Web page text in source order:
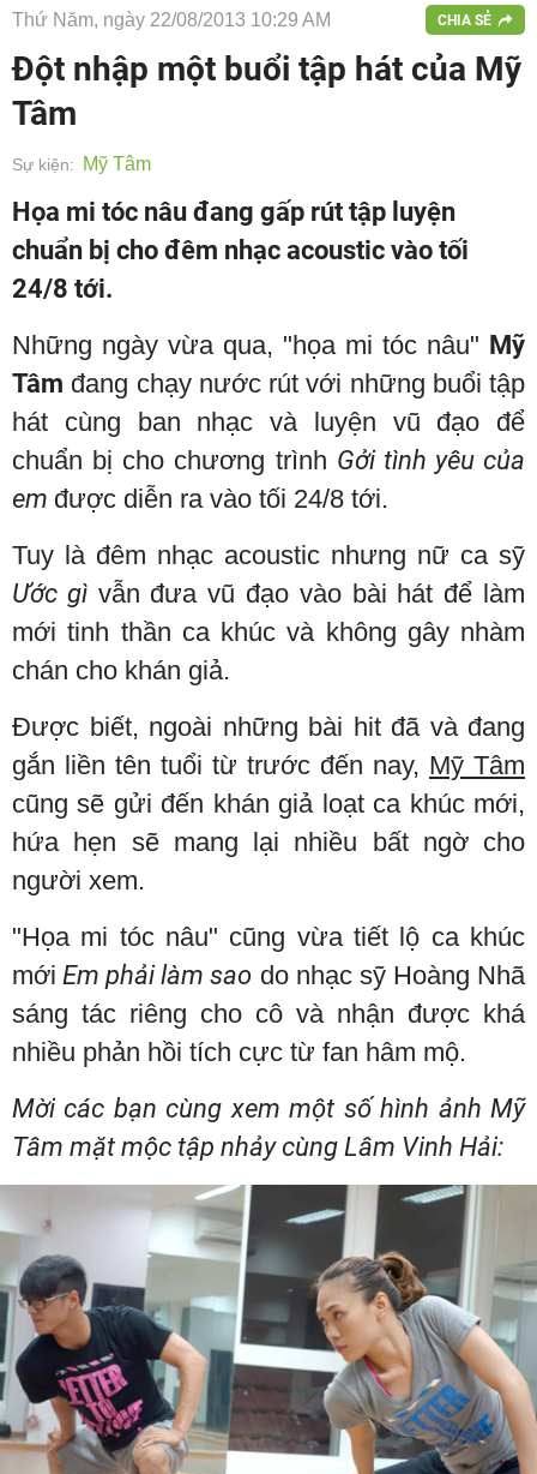
Thứ Năm, ngày 22/08/2013 10:29 AM CHIA SẺ
Đột nhập một buổi tập hát của Mỹ
Tâm
Sự kiện: Mỹ Tâm
Họa mi tóc nâu đang gấp rút tập luyện
chuẩn bị cho đêm nhạc acoustic vào tối
24/8 tới.
Những ngày vừa qua, "họa mi tóc nâu" Mỹ
Tâm đang chạy nước rút với những buổi tập
hát cùng ban nhạc và luyện vũ đạo để
chuẩn bị cho chương trình Gởi tình yêu của
em được diễn ra vào tối 24/8 tới.
Tuy là đêm nhạc acoustic nhưng nữ ca sỹ
Ước gìvẫn đưa vũ đạo vào bài hát để làm
mới tinh thần ca khúc và không gây nhàm
chán cho khán giả.
Được biết, ngoài những bài hit đã và đang
gắn liền tên tuổi từ trước đến nay, Mỹ Tâm
cũng sẽ gửi đến khán giả loạt ca khúc mới,
hứa hẹn sẽ mang lại nhiều bất ngờ cho
người xem.
"Họa mi tóc nâu" cũng vừa tiết lộ ca khúc
mới Em phải làm sao do nhạc sỹ Hoàng Nhã
sáng tác riêng cho cô và nhận được khá
nhiều phản hồi tích cực từ fan hâm mộ.
Mời các bạn cùng xem một số hình ảnh Mỹ
Tâm mặt mộc tập nhảy cùng Lâm Vinh Hải: